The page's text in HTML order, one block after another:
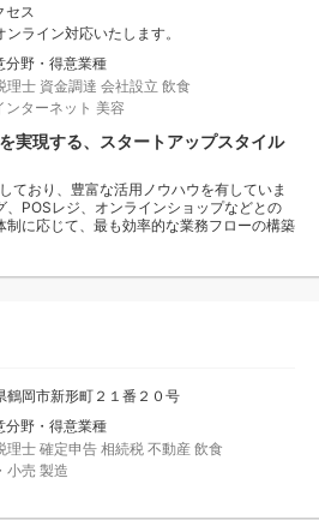
セス
ンライン対応いたします。
分野・得意業種
理士 資金調達 会社設立 飲食
ンターネット 美容
実現する、スタートアップスタイル
ており、豊富な活用ノウハウを有していま
POSレジ、オンラインショップなどとの
に応じて、最も効率的な業務フローの構築
鶴岡市新形町２１番２０号
分野・得意業種
理士確定申告 相続税 不動産 飲食
小売 製造